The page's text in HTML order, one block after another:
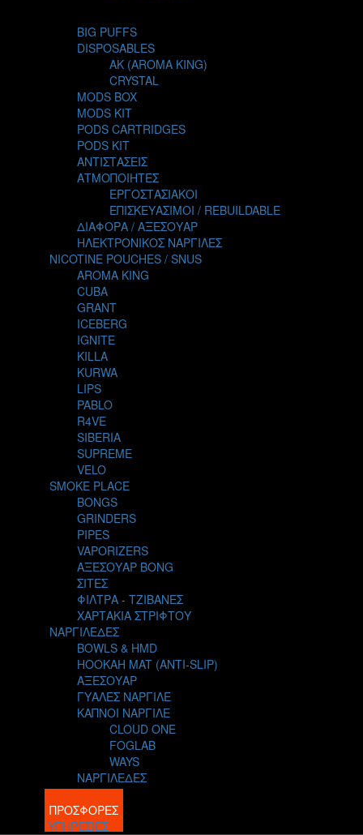
NUBO
OMERTA LIQUIDS
OPMH PROJECT
S-ELF JUICE
SADBOY
SCANDAL
SECRET FOREST
STEAM CITY LIQUIDS
STEAM TRAIN
STEAMPUNK
TALES
TATTOO
THE ALCHEMIST
THE SMOKER'S CLUB
TIKI MAHU
TWIST
VGOD
WILD ZOO
YETI
BIG PUFFS
DISPOSABLES
AK (AROMA KING)
CRYSTAL
MODS BOX
MODS KIT
PODS CARTRIDGES
PODS KIT
ΑΝΤΙΣΤΑΣΕΙΣ
ΑΤΜΟΠΟΙΗΤΕΣ
ΕΡΓΟΣΤΑΣΙΑΚΟΙ
ΕΠΙΣΚΕΥΑΣΙΜΟΙ / REBUILDABLE
ΔΙΑΦΟΡΑ / ΑΞΕΣΟΥΑΡ
ΗΛΕΚΤΡΟΝΙΚΟΣ ΝΑΡΓΙΛΕΣ
NICOTINE POUCHES / SNUS
AROMA KING
CUBA
GRANT
ICEBERG
IGNITE
KILLA
KURWA
LIPS
PABLO
R4VE
SIBERIA
SUPREME
VELO
SMOKE PLACE
BONGS
GRINDERS
PIPES
VAPORIZERS
ΑΞΕΣΟΥΑΡ BONG
ΣΙΤΕΣ
ΦΙΛΤΡΑ - ΤΖΙΒΑΝΕΣ
ΧΑΡΤΑΚΙΑ ΣΤΡΙΦΤΟΥ
ΝΑΡΓΙΛΕΔΕΣ
BOWLS & HMD
HOOKAH MAT (ANTI-SLIP)
ΑΞΕΣΟΥΑΡ
ΓΥΑΛΕΣ ΝΑΡΓΙΛΕ
ΚΑΠΝΟΙ ΝΑΡΓΙΛΕ
CLOUD ONE
FOGLAB
WAYS
ΝΑΡΓΙΛΕΔΕΣ
BLOG
ΠΡΟΣΦΟΡΕΣ
ΥΠΗΡΕΣΙΕΣ